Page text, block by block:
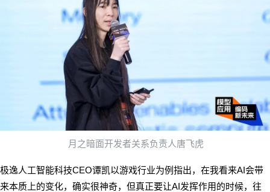
月之暗面开发者关系负责人唐飞虎
极逸人工智能科技CEO谭凯以游戏行业为例指出，在我看来AI会带
来本质上的变化，确实很神奇，但真正要让AI发挥作用的时候，往